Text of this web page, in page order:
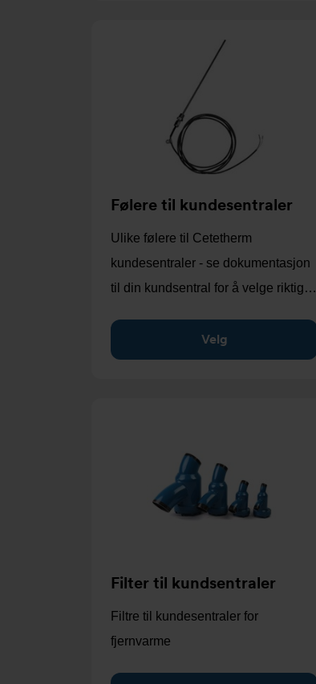
Følere til kundesentraler
Ulike følere til Cetetherm
kundesentraler - se dokumentasjon
til din kundsentral for å velge riktig…
Velg
Filter til kundsentraler
Filtre til kundesentraler for
fjernvarme